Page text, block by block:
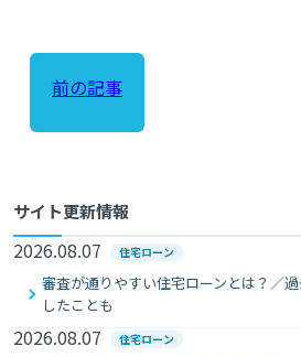
前の記事
サイト更新情報
2026.08.07 住宅ローン
審査が通りやすい住宅ローンとは？／
したことも
2026.08.07 住宅ローン